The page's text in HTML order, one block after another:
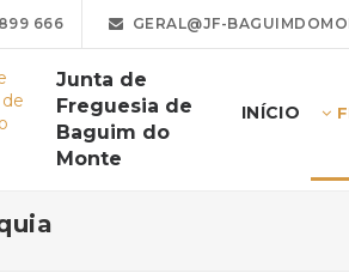
666 GERAL@JF-
Junta de
Freguesia de
Baguim do
Monte
INÍCIO